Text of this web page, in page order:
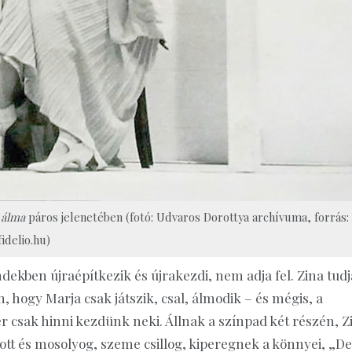
páros jelenetében (fotó: Udvaros Dorottya archívuma, forrás:
újraépítkezik és újrakezdi, nem adja fel. Zina
hogy Marja csak játszik, csal, álmodik – és mégis, a
hinni kezdünk neki. Állnak a színpad két részén,
és mosolyog, szeme csillog, kiperegnek a könnyei, „De